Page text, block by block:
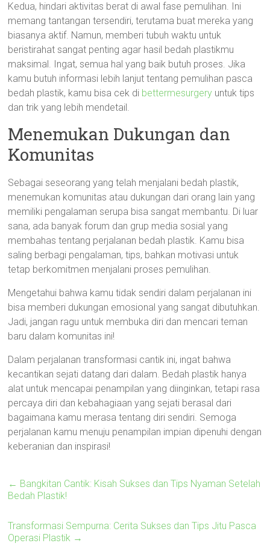
Kedua, hindari aktivitas berat di awal fase pemulihan. Ini
memang tantangan tersendiri, terutama buat mereka yang
biasanya aktif. Namun, memberi tubuh waktu untuk
beristirahat sangat penting agar hasil bedah plastikmu
maksimal. Ingat, semua hal yang baik butuh proses. Jika
kamu butuh informasi lebih lanjut tentang pemulihan pasca
bedah plastik, kamu bisa cek di bettermesurgery untuk tips
dan trik yang lebih mendetail.
Menemukan Dukungan dan
Komunitas
Sebagai seseorang yang telah menjalani bedah plastik,
menemukan komunitas atau dukungan dari orang lain yang
memiliki pengalaman serupa bisa sangat membantu. Di luar
sana, ada banyak forum dan grup media sosial yang
membahas tentang perjalanan bedah plastik. Kamu bisa
saling berbagi pengalaman, tips, bahkan motivasi untuk
tetap berkomitmen menjalani proses pemulihan.
Mengetahui bahwa kamu tidak sendiri dalam perjalanan ini
bisa memberi dukungan emosional yang sangat dibutuhkan.
Jadi, jangan ragu untuk membuka diri dan mencari teman
baru dalam komunitas ini!
Dalam perjalanan transformasi cantik ini, ingat bahwa
kecantikan sejati datang dari dalam. Bedah plastik hanya
alat untuk mencapai penampilan yang diinginkan, tetapi rasa
percaya diri dan kebahagiaan yang sejati berasal dari
bagaimana kamu merasa tentang diri sendiri. Semoga
perjalanan kamu menuju penampilan impian dipenuhi dengan
keberanian dan inspirasi!
← Bangkitan Cantik: Kisah Sukses dan Tips Nyaman Setelah
Bedah Plastik!
Transformasi Sempurna: Cerita Sukses dan Tips Jitu Pasca
Operasi Plastik →